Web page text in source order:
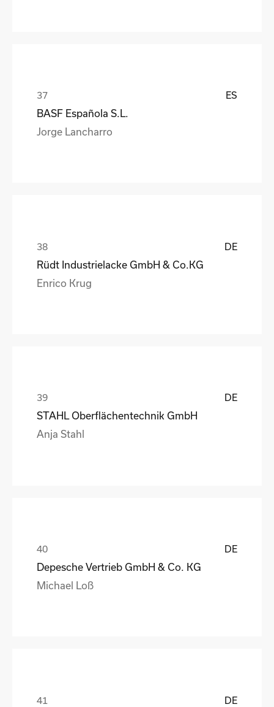
ES
BASF Española S.L.
Jorge Lancharro
DE
Rüdt Industrielacke GmbH & Co.KG
Enrico Krug
DE
STAHL Oberflächentechnik GmbH
Anja Stahl
DE
Depesche Vertrieb GmbH & Co. KG
Michael Loß
DE